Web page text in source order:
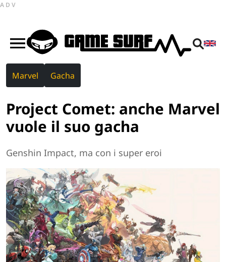
ADV
Marvel Gacha
Project Comet: anche Marvel
vuole il suo gacha
Genshin Impact, ma con i super eroi